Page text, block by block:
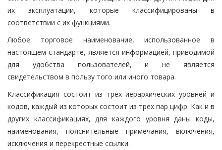
их эксплуатации, которые классифицированы в
соответствии с их функциями.
Любое торговое наименование, использованное в
настоящем стандарте, является информацией, приводимой
для удобства пользователей, и не является
свидетельством в пользу того или иного товара.
Классификация состоит из трех иерархических уровней и
кодов, каждый из которых состоит из трех пар цифр. Как и в
других классификациях, для каждого уровня даны коды,
наименования, пояснительные примечания, включения,
исключения и перекрестные ссылки.